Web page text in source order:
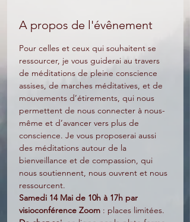
A propos de l'évênement
Pour celles et ceux qui souhaitent se
ressourcer, je vous guiderai au travers
de méditations de pleine conscience
assises, de marches méditatives, et de
mouvements d’étirements, qui nous
permettent de nous connecter à nous-
même et d’avancer vers plus de
conscience. Je vous proposerai aussi
des méditations autour de la
bienveillance et de compassion, qui
nous soutiennent, nous ouvrent et nous
ressourcent.
Samedi 14 Mai de 10h à 17h par
visioconférence Zoom : places limitées.